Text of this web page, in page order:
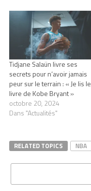
Tidjane Salaün livre ses
secrets pour n’avoir jamais
peur sur le terrain : « Je lis le
livre de Kobe Bryant »
octobre 20, 2024
Dans "Actualités"
RELATED TOPICS NBA